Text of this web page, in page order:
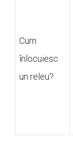
Cum
înlocuiesc
un releu?